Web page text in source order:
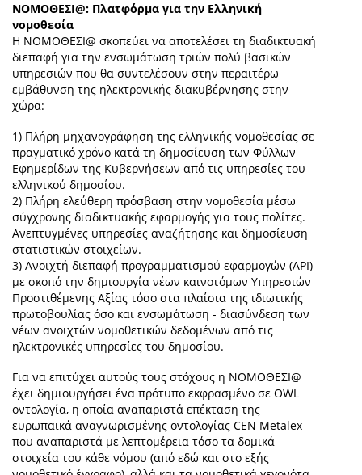
ΝΟΜΟΘΕΣΙ@: Πλατφόρμα για την Ελληνική
νομοθεσία
Η ΝΟΜΟΘΕΣΙ@ σκοπεύει να αποτελέσει τη διαδικτυακή
διεπαφή για την ενσωμάτωση τριών πολύ βασικών
υπηρεσιών που θα συντελέσουν στην περαιτέρω
εμβάθυνση της ηλεκτρονικής διακυβέρνησης στην
χώρα:
1) Πλήρη μηχανογράφηση της ελληνικής νομοθεσίας σε
πραγματικό χρόνο κατά τη δημοσίευση των Φύλλων
Εφημερίδων της Κυβερνήσεων από τις υπηρεσίες του
ελληνικού δημοσίου.
2) Πλήρη ελεύθερη πρόσβαση στην νομοθεσία μέσω
σύγχρονης διαδικτυακής εφαρμογής για τους πολίτες.
Ανεπτυγμένες υπηρεσίες αναζήτησης και δημοσίευση
στατιστικών στοιχείων.
3) Ανοιχτή διεπαφή προγραμματισμού εφαρμογών (API)
με σκοπό την δημιουργία νέων καινοτόμων Υπηρεσιών
Προστιθέμενης Αξίας τόσο στα πλαίσια της ιδιωτικής
πρωτοβουλίας όσο και ενσωμάτωση - διασύνδεση των
νέων ανοιχτών νομοθετικών δεδομένων από τις
ηλεκτρονικές υπηρεσίες του δημοσίου.
Για να επιτύχει αυτούς τους στόχους η ΝΟΜΟΘΕΣΙ@
έχει δημιουργήσει ένα πρότυπο εκφρασμένο σε OWL
οντολογία, η οποία αναπαριστά επέκταση της
ευρωπαϊκά αναγνωρισμένης οντολογίας CEN Metalex
που αναπαριστά με λεπτομέρεια τόσο τα δομικά
στοιχεία του κάθε νόμου (από εδώ και στο εξής